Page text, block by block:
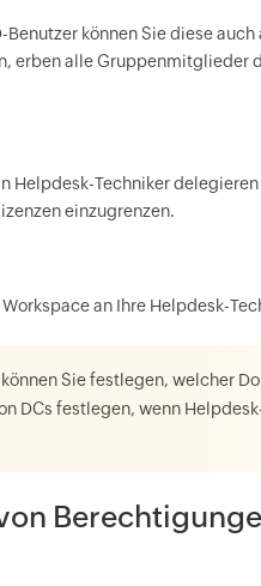
können Sie diese
erben alle Gruppenmitglieder
Helpdesk-Techniker
einzugrenzen.
an Ihre Helpdesk-
Sie festlegen, welcher
DCs festlegen, wenn